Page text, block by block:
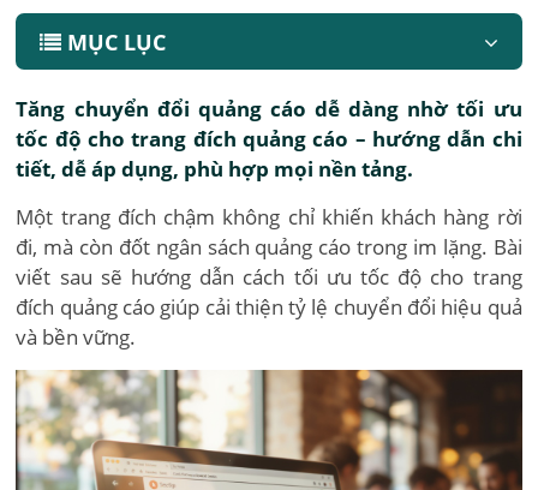
MỤC LỤC
Tăng chuyển đổi quảng cáo dễ dàng nhờ tối ưu
tốc độ cho trang đích quảng cáo – hướng dẫn chi
tiết, dễ áp dụng, phù hợp mọi nền tảng.
Một trang đích chậm không chỉ khiến khách hàng rời
đi, mà còn đốt ngân sách quảng cáo trong im lặng. Bài
viết sau sẽ hướng dẫn cách tối ưu tốc độ cho trang
đích quảng cáo giúp cải thiện tỷ lệ chuyển đổi hiệu quả
và bền vững.